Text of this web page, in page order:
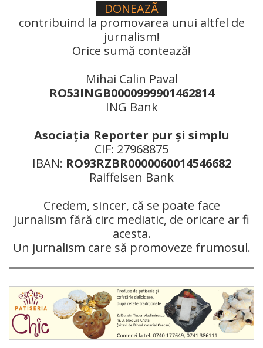
DONEAZÃ
contribuind la promovarea unui altfel de
jurnalism!
Orice sumă contează!
Mihai Calin Paval
RO53INGB0000999901462814
ING Bank
Asociaţia Reporter pur şi simplu
CIF: 27968875
IBAN: RO93RZBR0000060014546682
Raiffeisen Bank
Credem, sincer, că se poate face
jurnalism fără circ mediatic, de oricare ar fi
acesta.
Un jurnalism care să promoveze frumosul.